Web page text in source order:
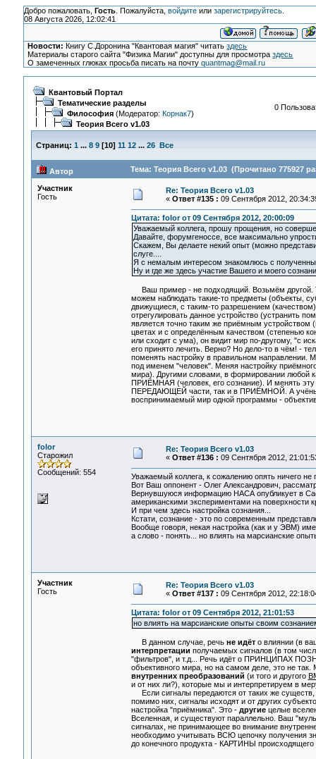
Добро пожаловать, Гость. Пожалуйста, войдитеили зарегистрируйтесь.
08 Августа 2026, 12:02:41
Новости: Книгу С.Доронина "Квантовая магия" читатьздесь
Материалы старого сайта "Физика Магии" доступны для просмотраздесь
О замеченных глюках просьба писать на почтуquantmag@mail.ru
Квантовый Портал
Тематические разделы
Философия(Модератор: Корнак7)
Теория Всего v1.03
0
Страниц: 1 ... 8 9[10] 11 12 ... 26 Все
Автор Тема: Теория Всего v1.03 (Прочитано 775927
Участник
Гость
Re: Теория Всего v1.03
« Ответ #135 : 09 Сентября 2012,
Цитата: folor от 09 Сентября 2012, 20:00:09
Уважаемый коллега, прошу прощения, но
Давайте, форумгеноссе, все максимально
Скажем, Вы делаете некий опыт (можно
слуге....
Я с немалым интересом знакомлюсь с
Ну и где же здесь участие Вашего и моего
Ваш пример - не подходящий. Возьмём другой.
можем наблюдать такие-то предметы (объекты,
движущиеся, с таким-то разрешением
отрегулировать данное устройство (устранить
является точно таким же приёмным
цветах и с определённым качеством (степенью
или сходит с ума), он видит мир по-другому, "с
его принято лечить. Верно? Но дело-то в чём! -
поменять настройку в правильном направлении.
под именем "человек". Меняя настройку
мира). Другими словами, в формировании любой
ПРИЁМНАЯ (человек, его сознание). И менять
ПЕРЕДАЮЩЕЙ части, так и в ПРИЁМНОЙ. А учёные
воспринимаемый мир одной программы -
folor
Старожил
Сообщений: 554
Re: Теория Всего v1.03
« Ответ #136 : 09 Сентября 2012,
Уважаемый коллега, к сожалению опять ничего не
Вот Ваш оппонент - Олег Александрович,
Вернувшуюся информацию НАСА опубликует в
американскими экспериментами на поверхности
И при чем здесь настройка сознания...
Кстати, сознание - это по современным
Вообще говоря, некая настройка (как и у ЭВМ)
а слово - понять... но влиять на марсианские
Участник
Гость
Re: Теория Всего v1.03
« Ответ #137 : 09 Сентября 2012,
Цитата: folor от 09 Сентября 2012, 21:01:53
но влиять на марсианские опыты своим
В данном случае, речь не идёто влиянии (в
интерпретации получаемых сигналов (в том
"фильтров", и т.д... Речь идёт о ПРИНЦИПАХ
объективного мира, но на самом деле, это не
внутренних преобразований (и того и другого
и от них ли?), которые мы и интерпретируем в
Если сигналы передаются от таких же
помимо них, сигналы исходят и от других
настройка "приёмника". Это - другиецелые
Вселенная, и существуют параллельно. Ваш
сигналах, не принимающее во внимание
необходимо учитывать ВСЮ цепочку получения
до конечного продукта - КАРТИНЫ происходящего